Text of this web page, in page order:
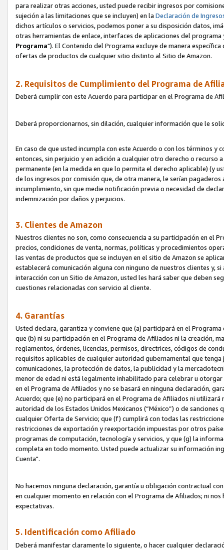
para realizar otras acciones, usted puede recibir ingresos por
sujeción a las limitaciones que se incluyen) en la Declaración de
dichos artículos o servicios, podemos poner a su disposición datos,
otras herramientas de enlace, interfaces de aplicaciones del
Programa"). El Contenido del Programa excluye de manera
ofertas de productos de cualquier sitio distinto al Sitio de Amazon.
2. Requisitos de Cumplimiento del Programa de
Deberá cumplir con este Acuerdo para participar en el Programa de
Deberá proporcionarnos, sin dilación, cualquier información que le
En caso de que usted incumpla con este Acuerdo o con los términos
entonces, sin perjuicio y en adición a cualquier otro derecho o
permanente (en la medida en que lo permita el derecho aplicable) (y
de los ingresos por comisión que, de otra manera, le serían
incumplimiento, sin que medie notificación previa o necesidad de
indemnización por daños y perjuicios.
3. Clientes de Amazon
Nuestros clientes no son, como consecuencia a su participación en el
precios, condiciones de venta, normas, políticas y procedimientos
las ventas de productos que se incluyen en el sitio de Amazon se
establecerá comunicación alguna con ninguno de nuestros clientes y,
interacción con un Sitio de Amazon, usted les hará saber que deben
cuestiones relacionadas con servicio al cliente.
4. Garantías
Usted declara, garantiza y conviene que (a) participará en el
que (b) ni su participación en el Programa de Afiliados ni la creación,
reglamentos, órdenes, licencias, permisos, directrices, códigos de
requisitos aplicables de cualquier autoridad gubernamental que
comunicaciones, la protección de datos, la publicidad y la
menor de edad ni está legalmente inhabilitado para celebrar u
en el Programa de Afiliados y no se basará en ninguna declaración,
Acuerdo; que (e) no participará en el Programa de Afiliados ni
autoridad de los Estados Unidos Mexicanos (“México”) o de
cualquier Oferta de Servicio; que (f) cumplirá con todas las
restricciones de exportación y reexportación impuestas por otros
programas de computación, tecnología y servicios, y que (g) la
completa en todo momento. Usted puede actualizar su información
Cuenta".
No hacemos ninguna declaración, garantía u obligación contractual
en cualquier momento en relación con el Programa de Afiliados; ni
expectativas.
5. Identificación como Afiliado
Deberá manifestar claramente lo siguiente, o hacer cualquier